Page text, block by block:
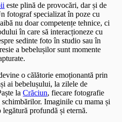
este plină de provocări, dar și de
fotograf specializat în poze cu
nu doar competențe tehnice, ci
în care să interacționeze cu
sedinte foto în studio sau în
a bebelușilor sunt momente
o călătorie emoționantă prin
ai bebelușului, la zilele de
laCrăciun, fiecare fotografie
Imaginile cu mama și
profundă și eternă.